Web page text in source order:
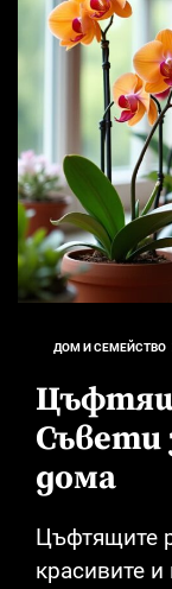
ДОМ И СЕМЕЙСТВО
Съвети
дома
Цъфтящите
красивите